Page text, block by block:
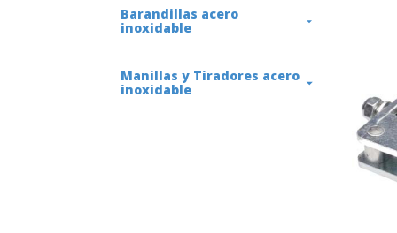
Barandillas acero
inoxidable
Manillas y Tiradores acero
inoxidable